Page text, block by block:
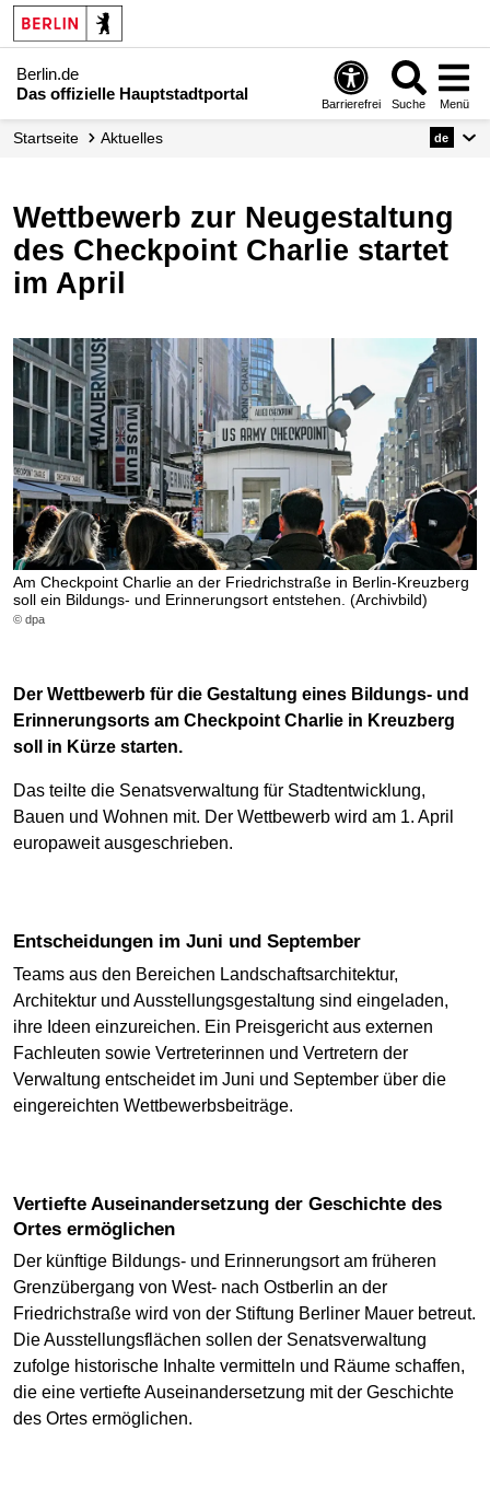
Berlin.de
Das offizielle Hauptstadtportal
Barrierefrei Suche Menü
Startseite Aktuelles de
Wettbewerb zur Neugestaltung
des Checkpoint Charlie startet
im April
Am Checkpoint Charlie an der Friedrichstraße in Berlin-Kreuzberg
soll ein Bildungs- und Erinnerungsort entstehen. (Archivbild)
© dpa
Der Wettbewerb für die Gestaltung eines Bildungs- und
Erinnerungsorts am Checkpoint Charlie in Kreuzberg
soll in Kürze starten.
Das teilte die Senatsverwaltung für Stadtentwicklung,
Bauen und Wohnen mit. Der Wettbewerb wird am 1. April
europaweit ausgeschrieben.
Entscheidungen im Juni und September
Teams aus den Bereichen Landschaftsarchitektur,
Architektur und Ausstellungsgestaltung sind eingeladen,
ihre Ideen einzureichen. Ein Preisgericht aus externen
Fachleuten sowie Vertreterinnen und Vertretern der
Verwaltung entscheidet im Juni und September über die
eingereichten Wettbewerbsbeiträge.
Vertiefte Auseinandersetzung der Geschichte des
Ortes ermöglichen
Der künftige Bildungs- und Erinnerungsort am früheren
Grenzübergang von West- nach Ostberlin an der
Friedrichstraße wird von der Stiftung Berliner Mauer betreut.
Die Ausstellungsflächen sollen der Senatsverwaltung
zufolge historische Inhalte vermitteln und Räume schaffen,
die eine vertiefte Auseinandersetzung mit der Geschichte
des Ortes ermöglichen.